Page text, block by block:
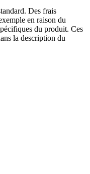
Des frais
en raison du
du produit. Ces
la description du